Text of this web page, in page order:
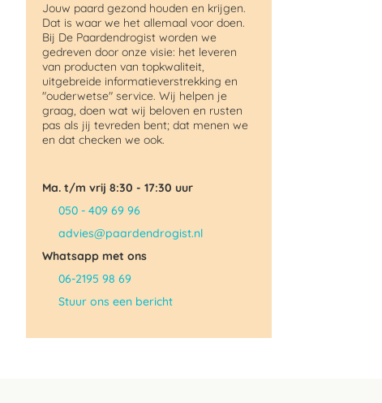
Jouw paard gezond houden en krijgen.
Dat is waar we het allemaal voor doen.
Bij De Paardendrogist worden we
gedreven door onze visie: het leveren
van producten van topkwaliteit,
uitgebreide informatieverstrekking en
"ouderwetse" service. Wij helpen je
graag, doen wat wij beloven en rusten
pas als jij tevreden bent; dat menen we
en dat checken we ook.
Ma. t/m vrij 8:30 - 17:30 uur
050 - 409 69 96
advies@paardendrogist.nl
Whatsapp met ons
06-2195 98 69
Stuur ons een bericht